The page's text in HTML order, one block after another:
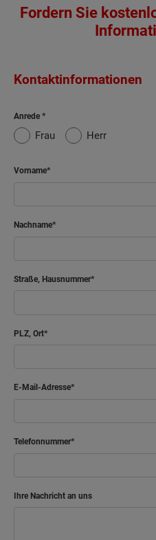
Fordern Sie
Kontaktinformationen
Anrede
Frau Herr
Vorname
Nachname
Straße, Hausnummer
PLZ, Ort
E-Mail-Adresse
Telefonnummer
Ihre Nachricht an uns